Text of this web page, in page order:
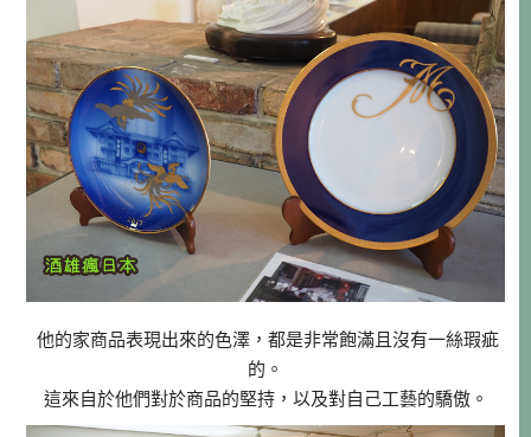
他的家商品表現出來的色澤，都是非常飽滿且沒有一絲瑕疵
的。
這來自於他們對於商品的堅持，以及對自己工藝的驕傲。